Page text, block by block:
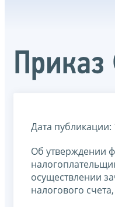
Дата публикации:
Об утверждении
осуществлении
налогового